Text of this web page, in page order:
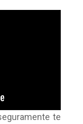
te